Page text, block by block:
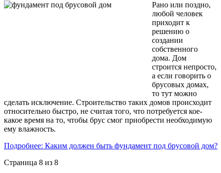
Рано или поздно,
любой человек
приходит к
решению о
создании
собственного
дома. Дом
строится непросто,
а если говорить о
брусовых домах,
то тут можно
сделать исключение. Строительство таких домов происходит
относительно быстро, не считая того, что потребуется кое-
какое время на то, чтобы брус смог приобрести необходимую
ему влажность.
Подробнее: Каким должен быть фундамент под брусовой дом?
Страница 8 из 8